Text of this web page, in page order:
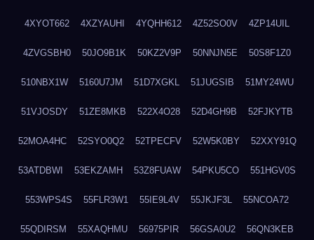
4XYOT662 4XZYAUHI 4YQHH612 4Z52SO0V 4ZP14UIL
4ZVGSBH0 50JO9B1K 50KZ2V9P 50NNJN5E 50S8F1Z0
510NBX1W 5160U7JM 51D7XGKL 51JUGSIB 51MY24WU
51VJOSDY 51ZE8MKB 522X4O28 52D4GH9B 52FJKYTB
52MOA4HC 52SYO0Q2 52TPECFV 52W5K0BY 52XXY91Q
53ATDBWI 53EKZAMH 53Z8FUAW 54PKU5CO 551HGV0S
553WPS4S 55FLR3W1 55IE9L4V 55JKJF3L 55NCOA72
55QDIRSM 55XAQHMU 56975PIR 56GSA0U2 56QN3KEB